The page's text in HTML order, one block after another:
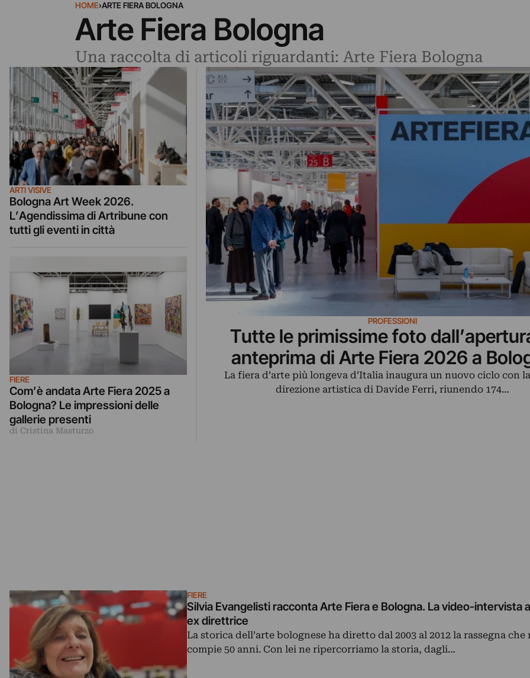
HOME›ARTE FIERA BOLOGNA
Arte Fiera Bologna
Una raccolta di articoli riguardanti: Arte Fiera Bologna
PROFESSIONI
Tutte le primissime foto
anteprima di Arte Fiera 2026 a
La fiera d’arte più longeva d’Italia inaugura un nuovo ciclo con
direzione artistica di Davide Ferri, riunendo 174…
ARTI VISIVE
Bologna Art Week 2026.
L’Agendissima di Artribune con
tutti gli eventi in città
FIERE
Com’è andata Arte Fiera 2025 a
Bologna? Le impressioni delle
gallerie presenti
di Cristina Masturzo
FIERE
Silvia Evangelisti racconta Arte Fiera e Bologna. La video-intervista
ex direttrice
La storica dell’arte bolognese ha diretto dal 2003 al 2012 la rassegna che
compie 50 anni. Con lei ne ripercorriamo la storia, dagli…